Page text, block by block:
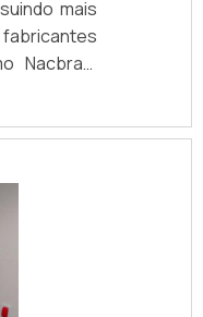
mais
Nacbras,
uma
O
nitrílica,
aplicação